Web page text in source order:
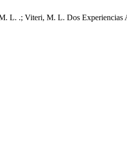
L. .; Viteri, M. L. Dos